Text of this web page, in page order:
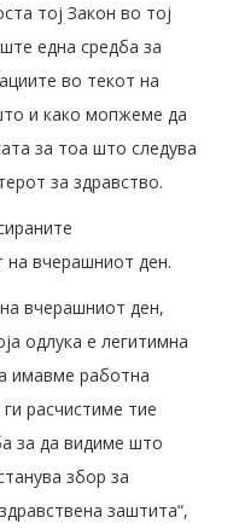
тој Закон во тој
една средба за
во текот на
и како мопжеме да
за тоа што следува
за здравство.
на вчерашниот ден.
вчерашниот ден,
одлука е легитимна
имавме работна
расчистиме тие
за да видиме што
збор за
заштита“,